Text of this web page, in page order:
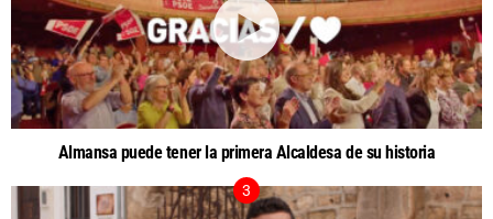
Almansa puede tener la primera Alcaldesa de su historia